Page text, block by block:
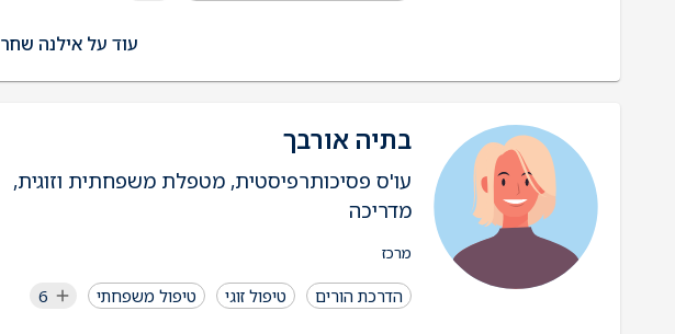
עוד על אילנה שחר
בתיה אורבך
עו'ס פסיכותרפיסטית, מטפלת משפחתית וזוגית,
מדריכה
מרכז
הדרכת הורים טיפול זוגי טיפול משפחתי 6